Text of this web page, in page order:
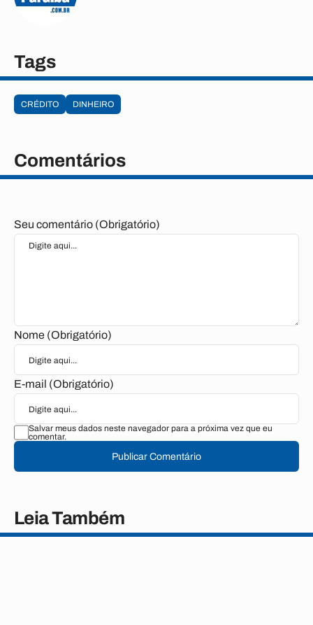
Tags
CRÉDITO DINHEIRO
Comentários
Seu comentário (Obrigatório)
Nome (Obrigatório)
E-mail (Obrigatório)
Salvar meus dados neste navegador para a próxima vez que eu
comentar.
Publicar Comentário
Leia Também